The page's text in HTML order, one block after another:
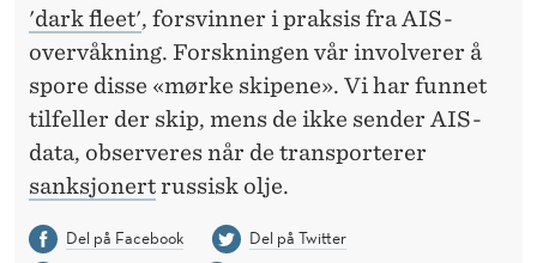
'dark fleet', forsvinner i praksis fra AIS-
overvåkning. Forskningen vår involverer å
spore disse «mørke skipene». Vi har funnet
tilfeller der skip, mens de ikke sender AIS-
data, observeres når de transporterer
sanksjonertrussisk olje.
Del på Facebook
Del på Twitter